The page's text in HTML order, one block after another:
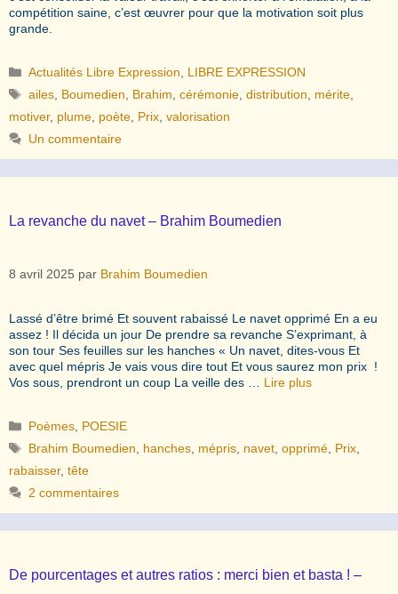
compétition saine, c’est œuvrer pour que la motivation soit plus
grande.
Catégories
Actualités Libre Expression
LIBRE EXPRESSION
Étiquettes
ailes Boumedien Brahim ,cérémonie ,distribution mérite
motiver, plume poète Prix valorisation
Un commentaire
La revanche du navet – Brahim Boumedien
8 avril 2025 par Brahim Boumedien
Lassé d’être brimé Et souvent rabaissé Le navet opprimé En a eu
assez ! Il décida un jour De prendre sa revanche S’exprimant, à
son tour Ses feuilles sur les hanches « Un navet, dites-vous Et
avec quel mépris Je vais vous dire tout Et vous saurez mon prix !
Vos sous, prendront un coup La veille des … Lire plus
Catégories
Poèmes POESIE
Étiquettes
Brahim Boumedien hanches mépris navet ,opprimé Prix
rabaisser, tête
2 commentaires
De pourcentages et autres ratios : merci bien et basta ! –